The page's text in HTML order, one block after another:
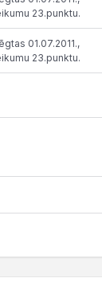
23.punktu.
01.07.2011.,
23.punktu.